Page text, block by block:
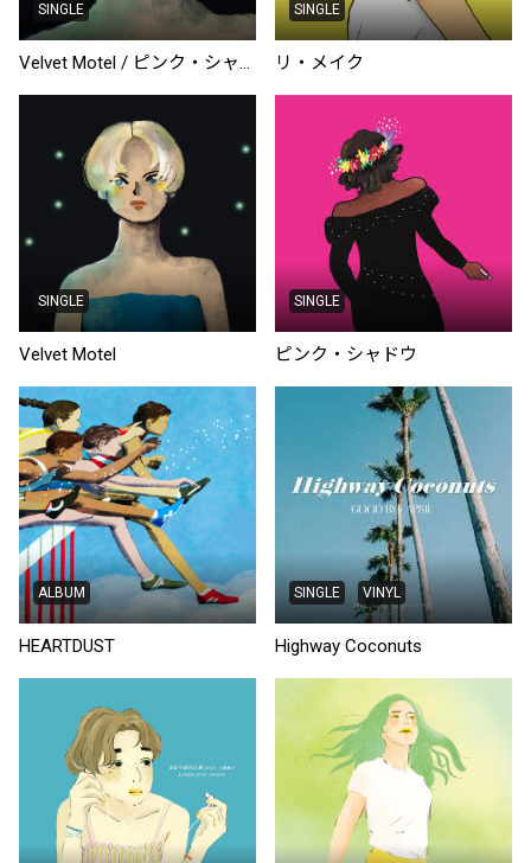
SINGLE
Velvet Motel / ピンク・シャドウ
SINGLE
リ・メイク
SINGLE
Velvet Motel
SINGLE
ピンク・シャドウ
ALBUM
HEARTDUST
SINGLE VINYL
Highway Coconuts